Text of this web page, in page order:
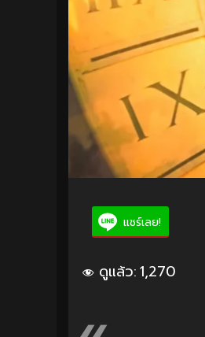
แชร์เลย!
ดูแล้ว:1,270